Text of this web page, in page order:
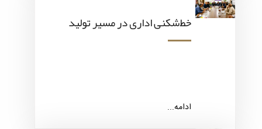
خط‌شکنی اداری در مسیر تولید
ادامه...